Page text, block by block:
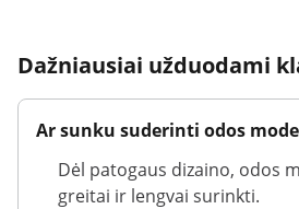
Dažniausiai užduodami
Ar sunku suderinti odos
Dėl patogaus dizaino, odos
greitai ir lengvai surinkti.